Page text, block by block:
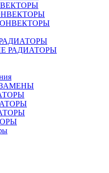
РАДИАТОРЫ